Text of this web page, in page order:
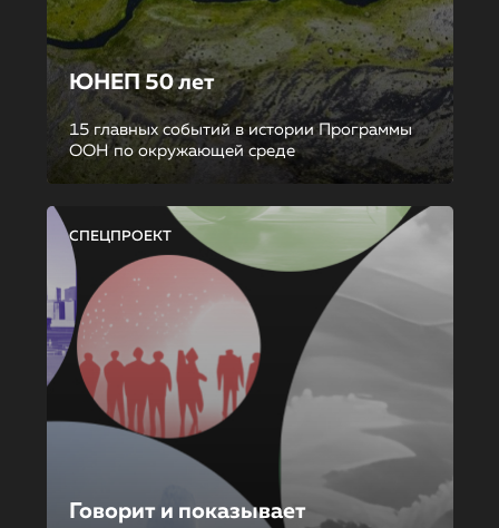
ЮНЕП 50 лет
15 главных событий в истории Программы
ООН по окружающей среде
СПЕЦПРОЕКТ
Говорит и показывает